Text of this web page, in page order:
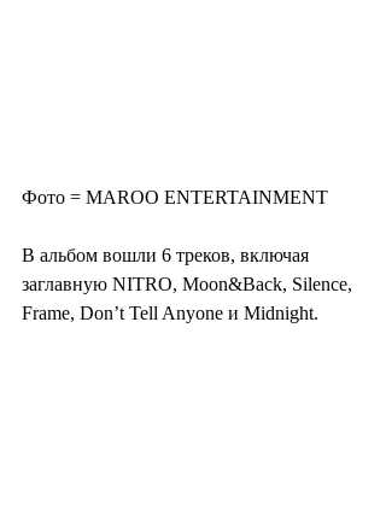
Фото = MAROO ENTERTAINMENT
В альбом вошли 6 треков, включая
заглавную NITRO, Moon&Back, Silence,
Frame, Don’t Tell Anyone и Midnight.